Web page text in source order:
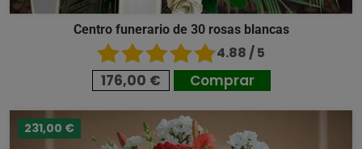
Centro funerario de 30 rosas blancas
4.88 / 5
176,00 € Comprar
231,00 €